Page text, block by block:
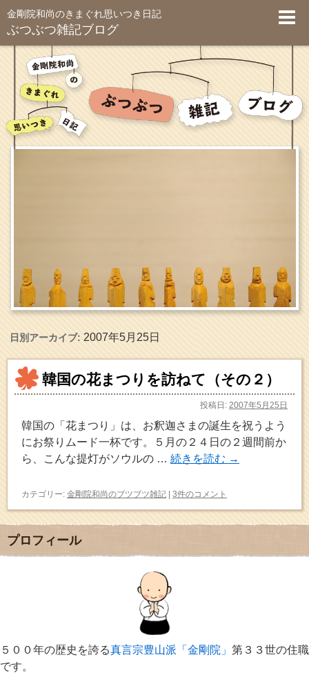
金剛院和尚のきまぐれ思いつき日記
ぶつぶつ雑記ブログ
日別アーカイブ:2007年5月25日
韓国の花まつりを訪ねて（その２）
投稿日: 2007年5月25日
韓国の「花まつり」は、お釈迦さまの誕生を祝うよう
にお祭りムード一杯です。５月の２４日の２週間前か
ら、こんな提灯がソウルの … 続きを読む →
カテゴリー: 金剛院和尚のブツブツ雑記 | 3件のコメント
プロフィール
５００年の歴史を誇る真言宗豊山派「金剛院」 第３３世の住職
です。